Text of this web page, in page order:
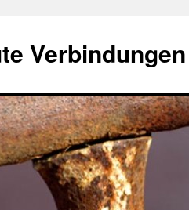
Verbindungen